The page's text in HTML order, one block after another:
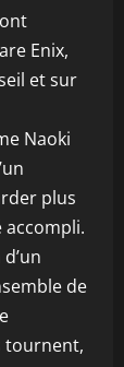
Enix,
et sur
Naoki
plus
de
tournent,